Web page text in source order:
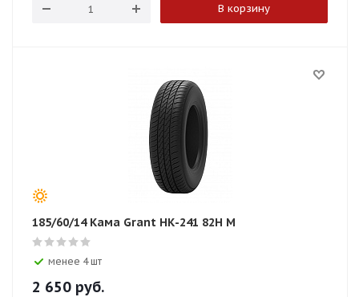
В корзину
185/60/14 Кама Grant НК-241 82H М
менее 4 шт
2 650 руб.